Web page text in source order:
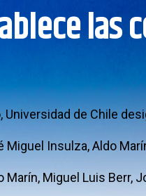
de Chile
Insulza, Aldo
Marín, Miguel Luis Berr,